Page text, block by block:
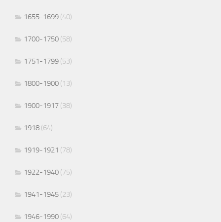
1655-1699 (40)
1700-1750 (58)
1751-1799 (53)
1800-1900 (13)
1900-1917 (38)
1918 (64)
1919-1921 (78)
1922-1940 (75)
1941-1945 (23)
1946-1990 (64)